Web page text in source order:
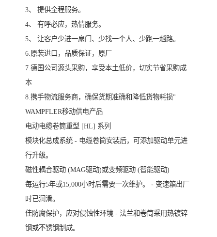
3、 提供全程服务。
4、 有呼必应，热情服务。
5、 让客户少进一扇门、少找一个人、少跑一趟路。
6.原装进口，品质保证，原厂
7.德国公司源头采购，享受本土低价，切实节省采购成
本
8.携手物流服务商，确保货期准确和降低货物耗损"
WAMPFLER移动供电产品
电动电缆卷筒重型 [HL] 系列
模块化总成系统 - 电缆卷筒安装后，可添加驱动单元进
行升级。
磁性耦合驱动 (MAG驱动)或变频驱动 (智能驱动)
每运行5年或15,000小时后需要一次维护。 - 变速箱出厂
时已润滑。
佳防腐保护，应对侵蚀性环境 - 法兰和卷筒采用热镀锌
钢或不锈钢制成。